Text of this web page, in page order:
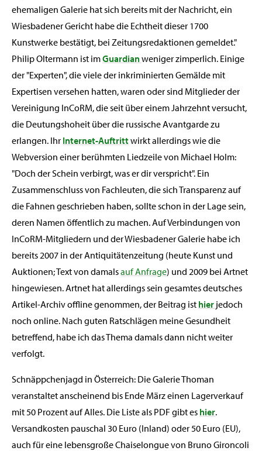
ehemaligen Galerie hat sich bereits mit der Nachricht, ein
Wiesbadener Gericht habe die Echtheit dieser 1700
Kunstwerke bestätigt, bei Zeitungsredaktionen gemeldet."
Philip Oltermann ist imGuardianweniger zimperlich. Einige
der "Experten", die viele der inkriminierten Gemälde mit
Expertisen versehen hatten, waren oder sind Mitglieder der
Vereinigung InCoRM, die seit über einem Jahrzehnt versucht,
die Deutungshoheit über die russische Avantgarde zu
erlangen. Ihr Internet-Auftrittwirkt allerdings wie die
Webversion einer berühmten Liedzeile von Michael Holm:
"Doch der Schein verbirgt, was er dir verspricht". Ein
Zusammenschluss von Fachleuten, die sich Transparenz auf
die Fahnen geschrieben haben, sollte schon in der Lage sein,
deren Namen öffentlich zu machen. Auf Verbindungen von
InCoRM-Mitgliedern und der Wiesbadener Galerie habe ich
bereits 2007 in der Antiquitätenzeitung (heute Kunst und
Auktionen; Text von damalsauf Anfrage) und 2009 bei Artnet
hingewiesen. Artnet hat allerdings sein gesamtes deutsches
Artikel-Archiv offline genommen, der Beitrag ist hier jedoch
noch online. Nach guten Ratschlägen meine Gesundheit
betreffend, habe ich das Thema damals dann nicht weiter
verfolgt.
Schnäppchenjagd in Österreich: Die Galerie Thoman
veranstaltet anscheinend bis Ende März einen Lagerverkauf
mit 50 Prozent auf Alles. Die Liste als PDF gibt es hier.
Versandkosten pauschal 30 Euro (Inland) oder 50 Euro (EU),
auch für eine lebensgroße Chaiselongue von Bruno Gironcoli